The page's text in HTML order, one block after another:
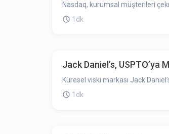
Nasdaq, kurumsal müşterileri
1dk
Jack Daniel’s, USPTO’ya
Küresel viski markası Jack
1dk